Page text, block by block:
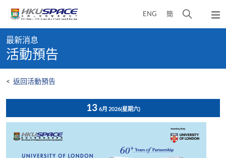
content
ENG 簡
開
彈
出
content
start
最新消息
活動預告
< 返回活動預告
13 6月 2026(星期六)